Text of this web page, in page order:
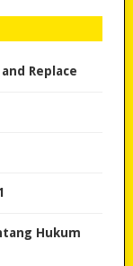
Replace
Hukum